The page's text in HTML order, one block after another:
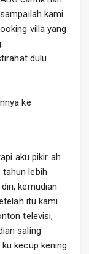
kami
villa yang
dulu
ke
aku pikir ah
lebih
kemudian
itu kami
televisi,
saling
kecup kening